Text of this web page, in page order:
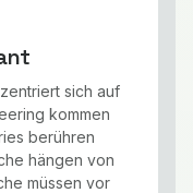
sich auf
kommen
berühren
hängen von
müssen vor